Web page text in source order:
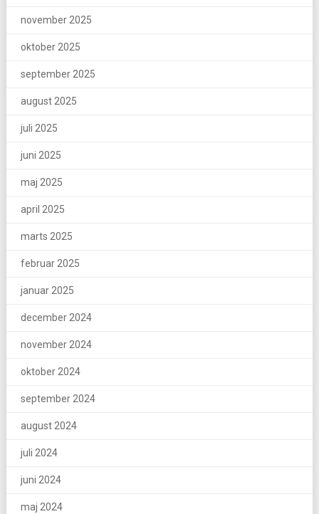
november 2025
oktober 2025
september 2025
august 2025
juli 2025
juni 2025
maj 2025
april 2025
marts 2025
februar 2025
januar 2025
december 2024
november 2024
oktober 2024
september 2024
august 2024
juli 2024
juni 2024
maj 2024